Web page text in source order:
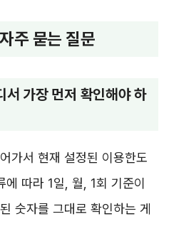
주 묻는 질문
서 가장 먼저 확인해야 하
가서 현재 설정된 이용한도
따라 1일, 월, 1회 기준이
숫자를 그대로 확인하는 게